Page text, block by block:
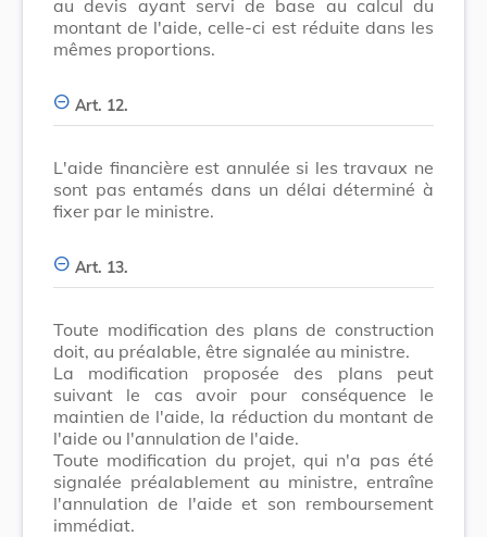
au devis ayant servi de base au calcul du
montant de l'aide, celle-ci est réduite dans les
mêmes proportions.
Art. 12.
L'aide financière est annulée si les travaux ne
sont pas entamés dans un délai déterminé à
fixer par le ministre.
Art. 13.
Toute modification des plans de construction
doit, au préalable, être signalée au ministre.
La modification proposée des plans peut
suivant le cas avoir pour conséquence le
maintien de l'aide, la réduction du montant de
l'aide ou l'annulation de l'aide.
Toute modification du projet, qui n'a pas été
signalée préalablement au ministre, entraîne
l'annulation de l'aide et son remboursement
immédiat.